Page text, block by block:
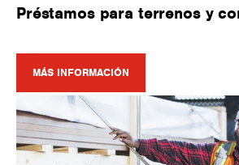
Préstamos para terrenos y
MÁS INFORMACIÓN